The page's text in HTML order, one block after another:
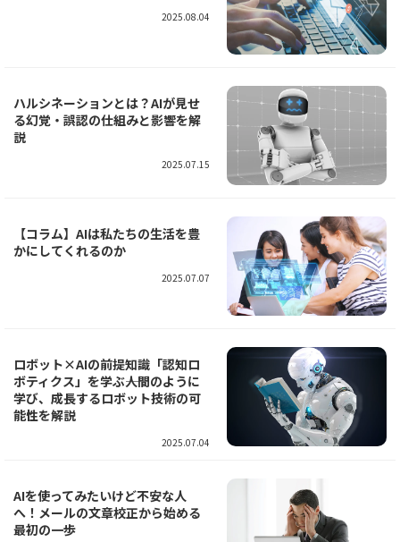
2025.08.04
ハルシネーションとは？AIが見せ
る幻覚・誤認の仕組みと影響を解
説
2025.07.15
【コラム】AIは私たちの生活を豊
かにしてくれるのか
2025.07.07
ロボット×AIの前提知識「認知ロ
ボティクス」を学ぶ――人間のように
学び、成長するロボット技術の可
能性を解説
2025.07.04
AIを使ってみたいけど不安な人
へ！メールの文章校正から始める
最初の一歩